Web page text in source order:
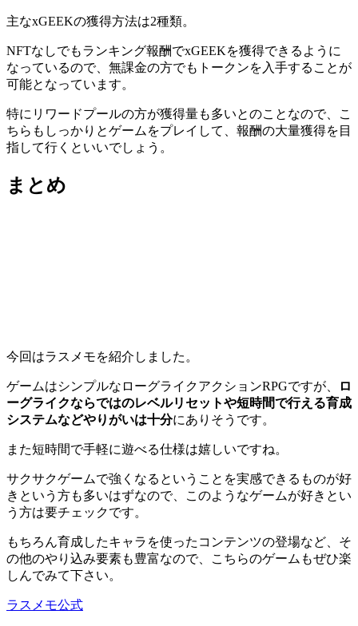
主なxGEEKの獲得方法は2種類。
NFTなしでもランキング報酬でxGEEKを獲得できるように
なっているので、無課金の方でもトークンを入手することが
可能となっています。
特にリワードプールの方が獲得量も多いとのことなので、こ
ちらもしっかりとゲームをプレイして、報酬の大量獲得を目
指して行くといいでしょう。
まとめ
今回はラスメモを紹介しました。
ゲームはシンプルなローグライクアクションRPGですが、
ロ
ーグライクならではのレベルリセットや短時間で行える育成
システムなどやりがいは十分にありそうです。
また短時間で手軽に遊べる仕様は嬉しいですね。
サクサクゲームで強くなるということを実感できる ものが好
きという方も多いはずなので、このようなゲームが好きとい
う方は要チェックです。
もちろん育成したキャラを使ったコンテンツの登場など、そ
の他のやり込み要素も豊富なので、こちらのゲームもぜひ楽
しんでみて下さい。
ラスメモ公式